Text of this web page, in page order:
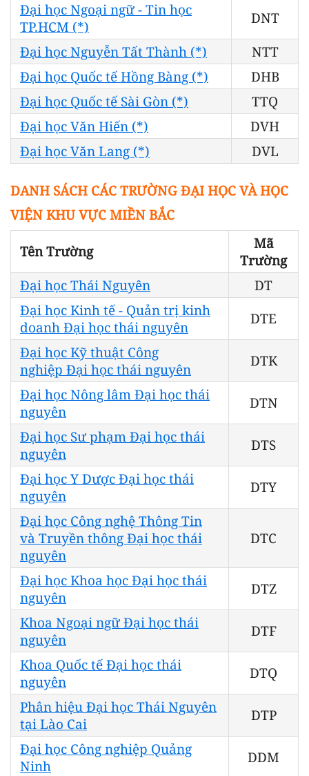
Đại học Ngoại ngữ - Tin học
TP.HCM (*)
DNT
Đại học Nguyễn Tất Thành (*)
NTT
Đại học Quốc tế Hồng Bàng (*)
DHB
Đại học Quốc tế Sài Gòn (*)
TTQ
Đại học Văn Hiến (*)
DVH
Đại học Văn Lang (*)
DVL
DANH SÁCH CÁC TRƯỜNG ĐẠI HỌC VÀ HỌC
VIỆN KHU VỰC MIỀN BẮC
Tên Trường
Mã
Trường
Đại học Thái Nguyên
DT
Đại học Kinh tế - Quản trị kinh
doanh Đại học thái nguyên
DTE
Đại học Kỹ thuật Công
nghiệp Đại học thái nguyên
DTK
Đại học Nông lâm Đại học thái
nguyên
DTN
Đại học Sư phạm Đại học thái
nguyên
DTS
Đại học Y Dược Đại học thái
nguyên
DTY
Đại học Công nghệ Thông Tin
và Truyền thông Đại học thái
nguyên
DTC
Đại học Khoa học Đại học thái
nguyên
DTZ
Khoa Ngoại ngữ Đại học thái
nguyên
DTF
Khoa Quốc tế Đại học thái
nguyên
DTQ
Phân hiệu Đại học Thái Nguyên
tại Lào Cai
DTP
Đại học Công nghiệp Quảng
Ninh
DDM